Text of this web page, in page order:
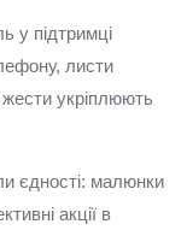
у підтримці
листи
жести укріплюють
єдності: малюнки
акції в